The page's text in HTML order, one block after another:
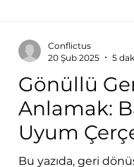
Sosyal Öğrenme
Kültürü Geliştirme
Gönüllü
Anlamak:
Uyum
Bu yazıda, geri
Conflictus
20 Şub 2025
5